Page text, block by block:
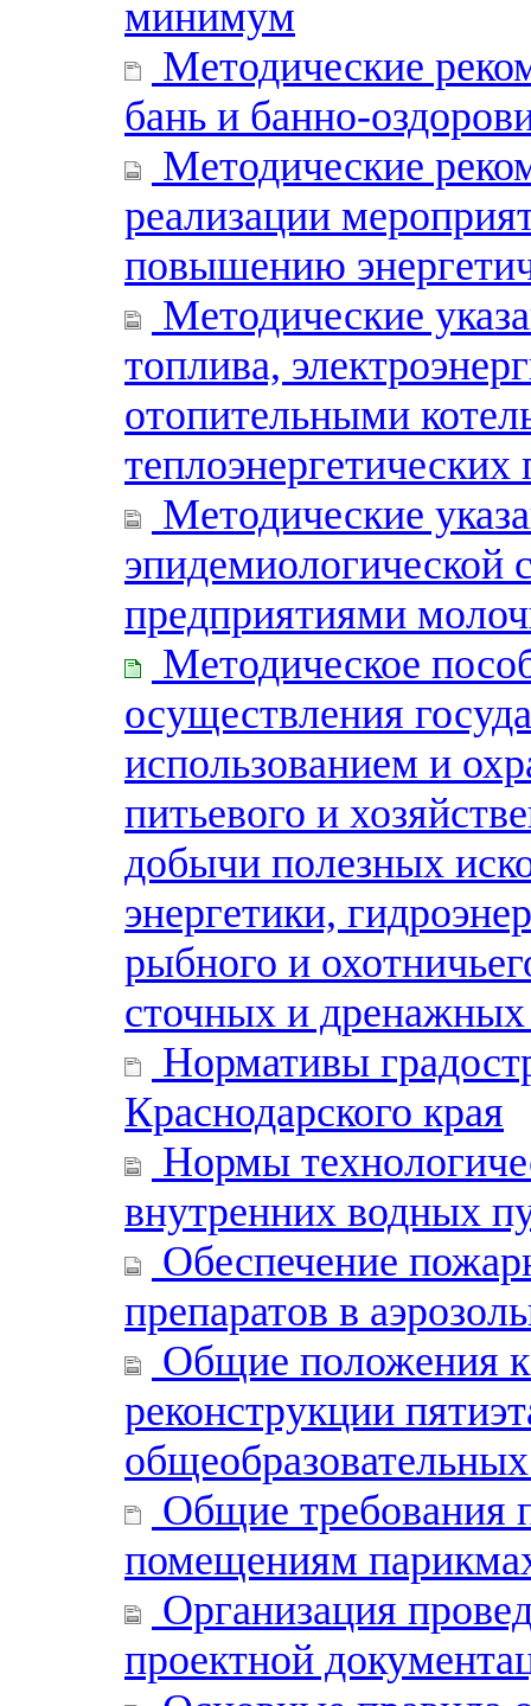
минимум
Методические
бань и банно-
Методические
реализации
повышению
Методические
топлива,
отопительными
Методические
эпидемиологической
предприятиями
Методическое
осуществления
использованием и
питьевого и
добычи полезных
энергетики,
рыбного и
сточных и дренажных
Нормативы
Краснодарского края
Нормы
внутренних водных
Обеспечение
препаратов в
Общие положения
реконструкции
Общие требования
помещениям
Организация
проектной